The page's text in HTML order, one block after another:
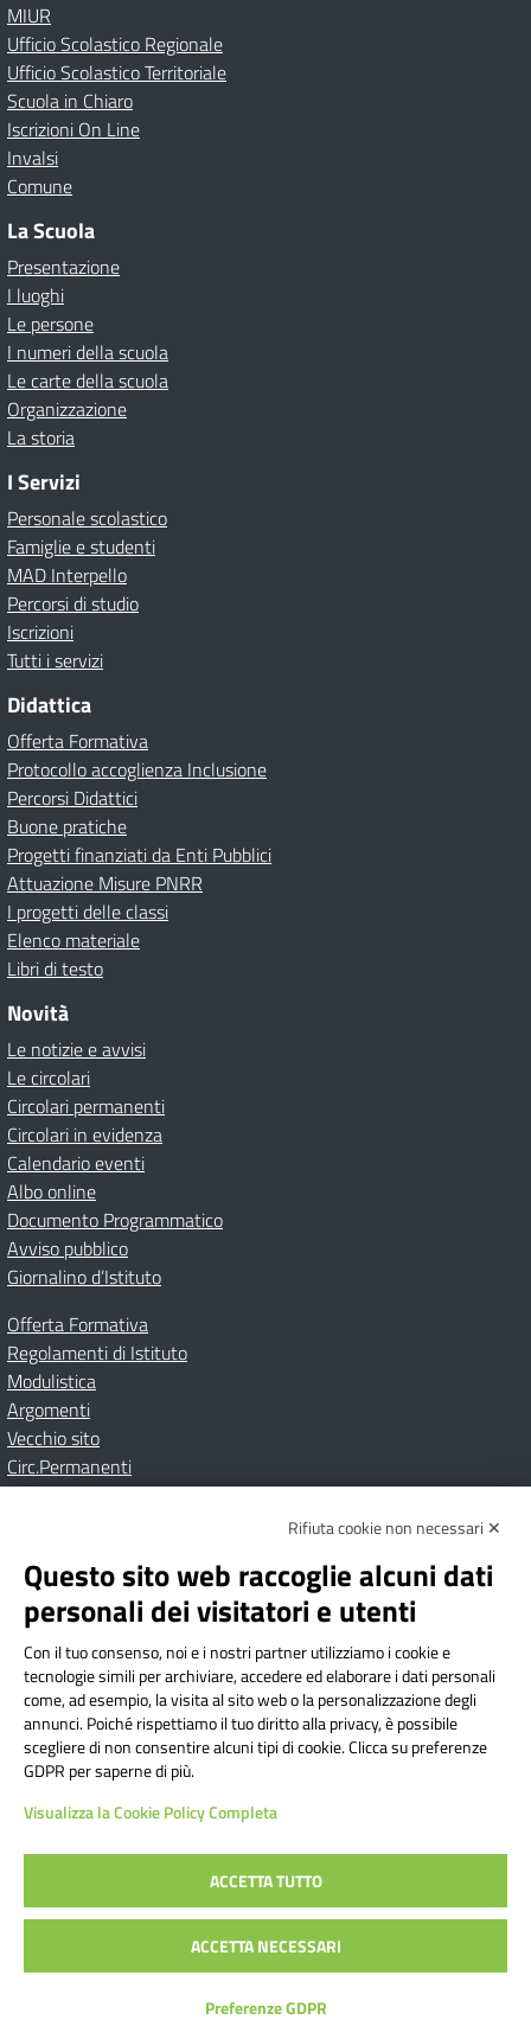
MIUR
Ufficio Scolastico Regionale
Ufficio Scolastico Territoriale
Scuola in Chiaro
Iscrizioni On Line
Invalsi
Comune
La Scuola
Presentazione
I luoghi
Le persone
I numeri della scuola
Le carte della scuola
Organizzazione
La storia
I Servizi
Personale scolastico
Famiglie e studenti
MAD Interpello
Percorsi di studio
Iscrizioni
Tutti i servizi
Didattica
Offerta Formativa
Protocollo accoglienza Inclusione
Percorsi Didattici
Buone pratiche
Progetti finanziati da Enti Pubblici
Attuazione Misure PNRR
I progetti delle classi
Elenco materiale
Libri di testo
Novità
Le notizie e avvisi
Le circolari
Circolari permanenti
Circolari in evidenza
Calendario eventi
Albo online
Documento Programmatico
Avviso pubblico
Giornalino d’Istituto
Offerta Formativa
Regolamenti di Istituto
Modulistica
Argomenti
Vecchio sito
Circ.Permanenti
Albo onlinePrivacy Policy
Dichiarazione di accessibilità
Note Legali
Istituto Comprensivo Bricherasio
Via Cesare Bollea n. 3 - 10064 Bricherasio (TO) | P.E.O.:
toic84200d@istruzione.it | P.E.C.:
toic84200d@pec.istruzione.it
Codice Fiscale: 94544620019 | Cod. Meccanografico:
TOIC84200D | Codice IPA: istsc_toic84200d | Codice
Univoco: UFYI9M
Sito web realizzato da AVVALE SPA|Concept & Design by
Designers Italia
Rifiuta cookie non necessari ✕
Questo sito web raccoglie alcuni dati
personali dei visitatori e utenti
Con il tuo consenso, noi e i nostri partner utilizziamo i cookie e
tecnologie simili per archiviare, accedere ed elaborare i dati personali
come, ad esempio, la visita al sito web o la personalizzazione degli
annunci. Poiché rispettiamo il tuo diritto alla privacy, è possibile
scegliere di non consentire alcuni tipi di cookie. Clicca su preferenze
GDPR per saperne di più.
Visualizza la Cookie Policy Completa
ACCETTA TUTTO
ACCETTA NECESSARI
Preferenze GDPR